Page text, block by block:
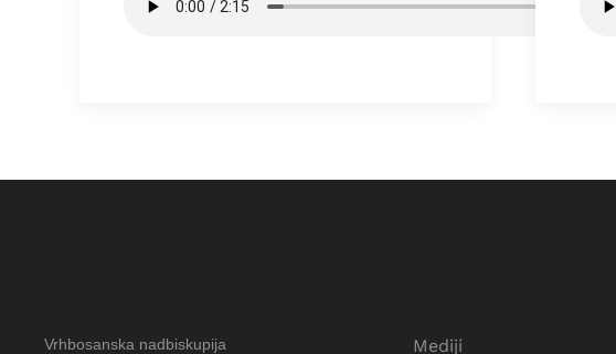
Vrhbosanska nadbiskupija Mediji